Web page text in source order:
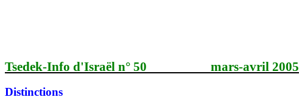
Tsedek-Info d'Israël n° 50 mars-avril 2005
Distinctions